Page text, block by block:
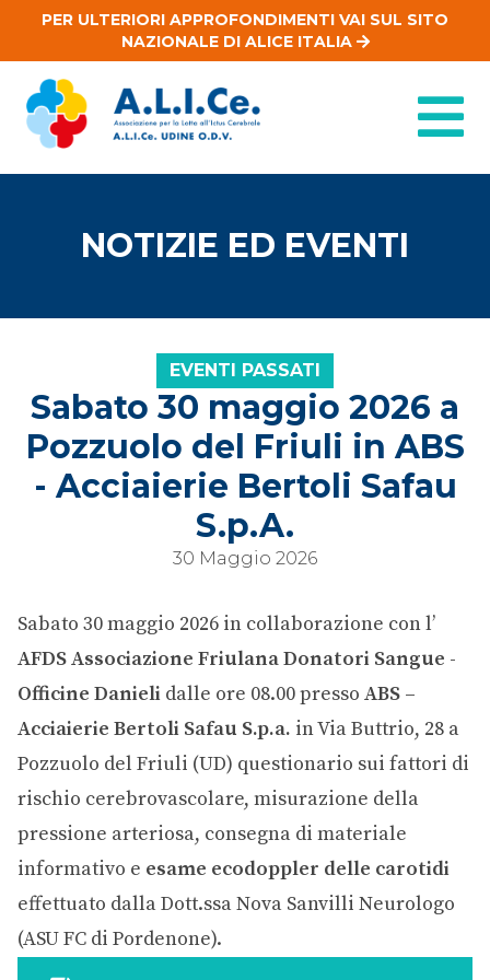
PER ULTERIORI APPROFONDIMENTI VAI SUL SITO
NAZIONALE DI ALICE ITALIA
NOTIZIE ED EVENTI
EVENTI PASSATI
Sabato 30 maggio 2026 a
Pozzuolo del Friuli in ABS
- Acciaierie Bertoli Safau
S.p.A.
30 Maggio 2026
Sabato 30 maggio 2026 in collaborazione con l’
AFDS Associazione Friulana Donatori Sangue -
Officine Danieli dalle ore 08.00 presso ABS –
Acciaierie Bertoli Safau S.p.a. in Via Buttrio, 28 a
Pozzuolo del Friuli (UD) questionario sui fattori di
rischio cerebrovascolare, misurazione della
pressione arteriosa, consegna di materiale
informativo e esame ecodoppler delle carotidi
effettuato dalla Dott.ssa Nova Sanvilli Neurologo
(ASU FC di Pordenone).